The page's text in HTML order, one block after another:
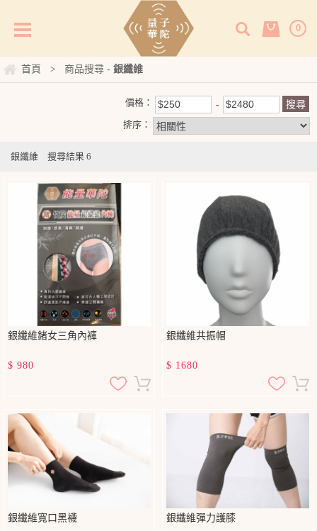
0
首頁 > 商品搜尋 - 銀纖維
價格：
排序：
銀纖維 搜尋結果 6
銀纖維鍺女三角內褲
$ 980
銀纖維共振帽
$ 1680
銀纖維寬口黑襪 銀纖維彈力護膝